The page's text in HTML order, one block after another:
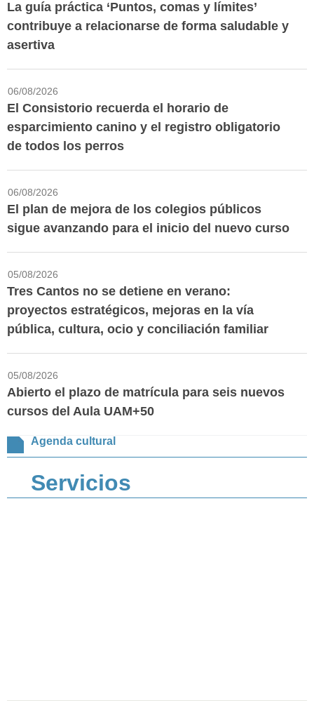
La guía práctica ‘Puntos, comas y límites’
contribuye a relacionarse de forma saludable y
asertiva
06/08/2026
El Consistorio recuerda el horario de
esparcimiento canino y el registro obligatorio
de todos los perros
06/08/2026
El plan de mejora de los colegios públicos
sigue avanzando para el inicio del nuevo curso
05/08/2026
Tres Cantos no se detiene en verano:
proyectos estratégicos, mejoras en la vía
pública, cultura, ocio y conciliación familiar
05/08/2026
Abierto el plazo de matrícula para seis nuevos
cursos del Aula UAM+50
Agenda cultural
Servicios